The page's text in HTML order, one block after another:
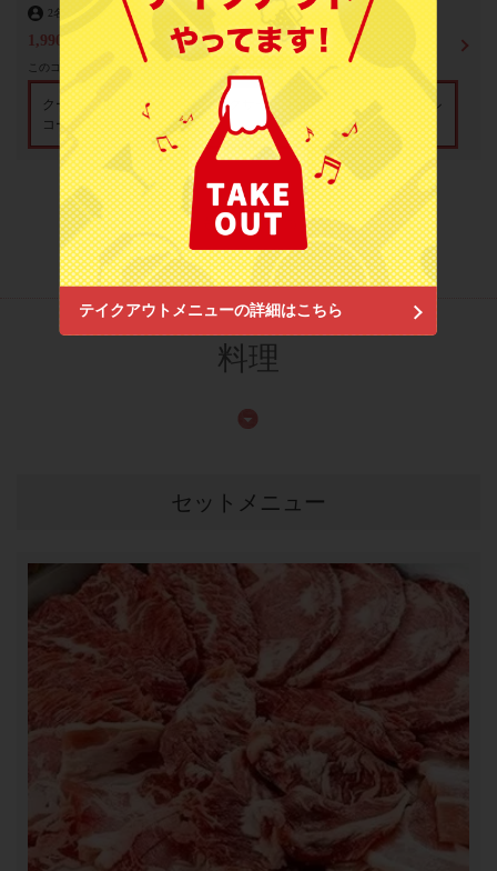
テイクアウトメニューの詳細はこちら
2名 飲み放題あり
1,990円
このコースで使えるクーポン
クーポン1提示につき1杯ドリンクサービス（ソフトドリンク、アル
コールOK）
もっと見る
料理
セットメニュー
スミヨシホルモン 七輪炭火焼肉専門店
東京都江東区住吉２-3-7 イーストｋ`ｓビル1F
https://sumihoru.owst.jp/
お店情報をコピー
閉じる